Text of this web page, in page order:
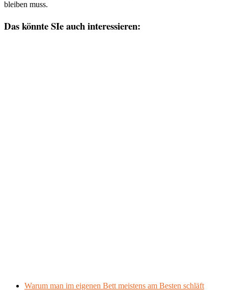
bleiben muss.
Das könnte SIe auch interessieren:
Warum man im eigenen Bett meistens am Besten schläft